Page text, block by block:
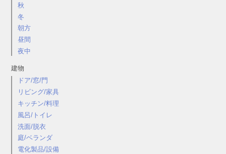
秋
冬
朝方
昼間
夜中
建物
ドア/窓/門
リビング/家具
キッチン/料理
風呂/トイレ
洗面/脱衣
庭/ベランダ
電化製品/設備